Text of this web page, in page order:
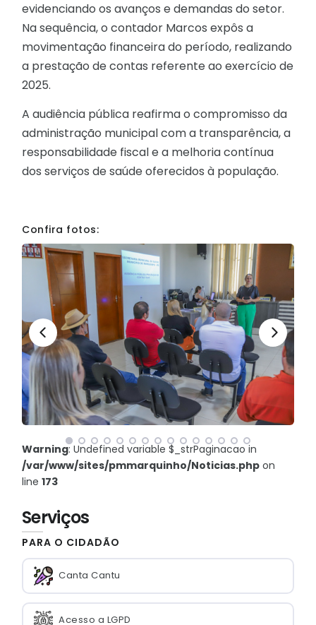
evidenciando os avanços e demandas do setor.
Na sequência, o contador Marcos expôs a
movimentação financeira do período, realizando
a prestação de contas referente ao exercício de
2025.
A audiência pública reafirma o compromisso da
administração municipal com a transparência, a
responsabilidade fiscal e a melhoria contínua
dos serviços de saúde oferecidos à população.
Confira fotos:
Warning: Undefined variable $_strPaginacao in
/var/www/sites/pmmarquinho/Noticias.php on
line 173
Serviços
PARA O CIDADÃO
Canta Cantu
Acesso a LGPD